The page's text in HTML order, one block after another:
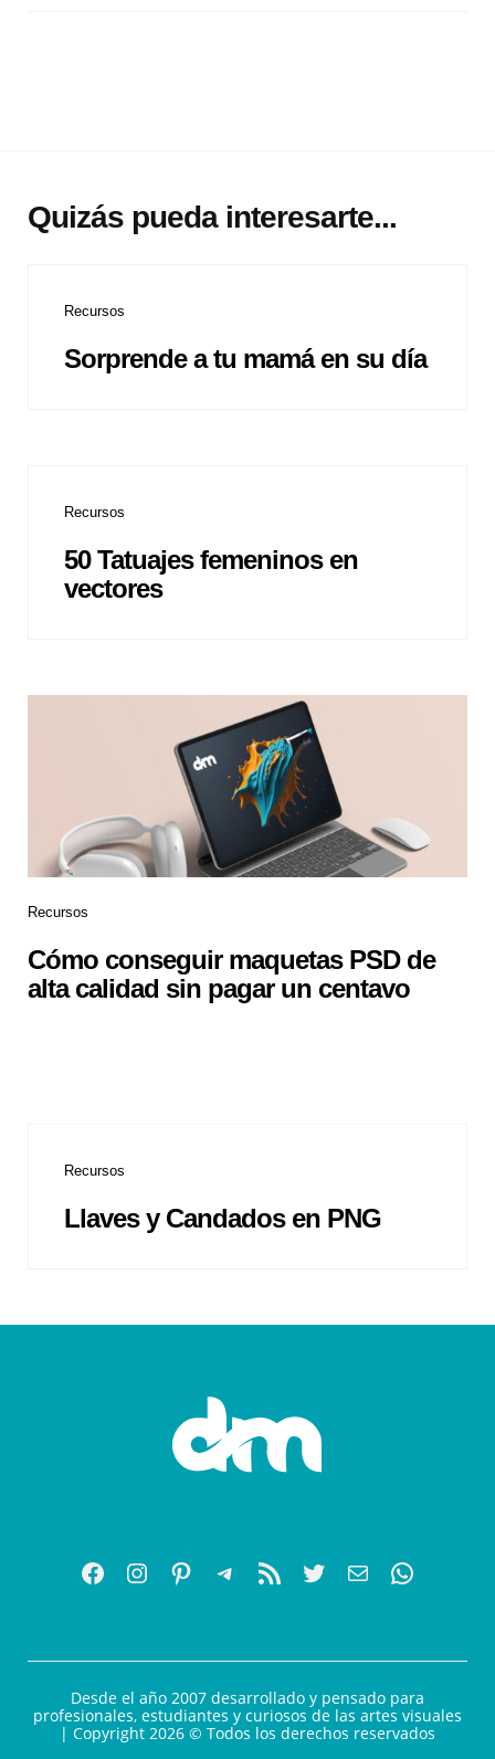
Quizás pueda interesarte...
Recursos
Sorprende a tu mamá en su día
Recursos
50 Tatuajes femeninos en
vectores
Recursos
Cómo conseguir maquetas PSD de
alta calidad sin pagar un centavo
Recursos
Llaves y Candados en PNG
Desde el año 2007 desarrollado y pensado para
profesionales, estudiantes y curiosos de las artes visuales
| Copyright 2026 © Todos los derechos reservados